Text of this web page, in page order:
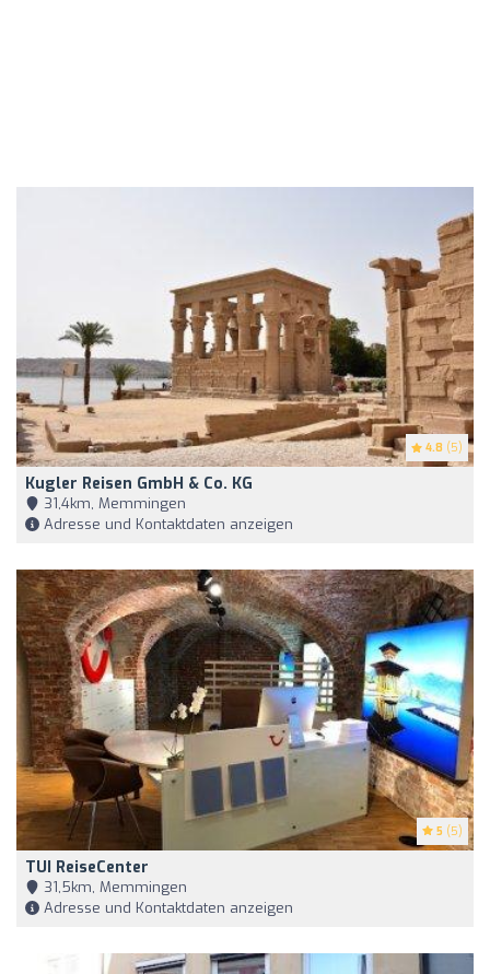
4.8 (5)
Kugler Reisen GmbH & Co. KG
31,4km, Memmingen
Adresse und Kontaktdaten anzeigen
5 (5)
TUI ReiseCenter
31,5km, Memmingen
Adresse und Kontaktdaten anzeigen